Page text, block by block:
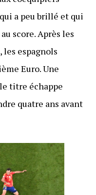
a peu brillé et qui
score. Après les
les espagnols
Euro. Une
titre échappe
quatre ans avant